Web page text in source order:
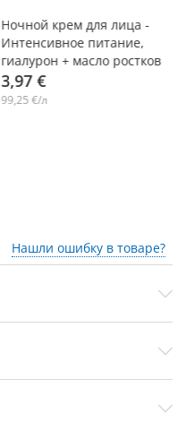
Ночной крем для лица -
Интенсивное питание,
гиалурон + масло ростков
пшеницы, Pure Line, 40 мл
3,97 €
99,25 €/л
Нашли ошибку в товаре?